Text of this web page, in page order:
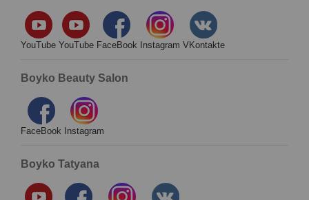
Boyko Beauty School
Boyko Beauty Salon